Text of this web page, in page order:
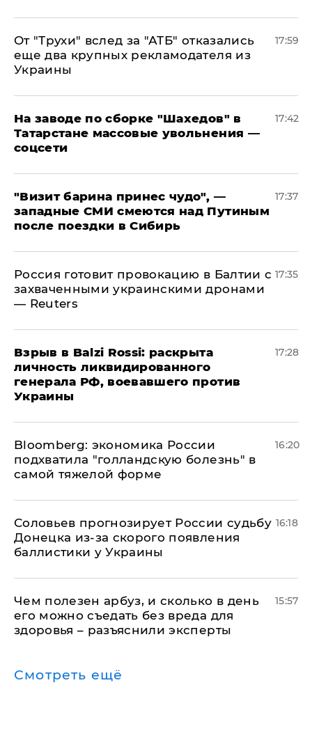
От "Трухи" вслед за "АТБ" отказались
еще два крупных рекламодателя из
Украины
17:59
На заводе по сборке "Шахедов" в
Татарстане массовые увольнения —
соцсети
17:42
"Визит барина принес чудо", —
западные СМИ смеются над Путиным
после поездки в Сибирь
17:37
​Россия готовит провокацию в Балтии с
захваченными украинскими дронами
— Reuters
17:35
​Взрыв в Balzi Rossi: раскрыта
личность ликвидированного
генерала РФ, воевавшего против
Украины
17:28
Bloomberg: экономика России
подхватила "голландскую болезнь" в
самой тяжелой форме
16:20
Соловьев прогнозирует России судьбу
Донецка из-за скорого появления
баллистики у Украины
16:18
Чем полезен арбуз, и сколько в день
его можно съедать без вреда для
здоровья – разъяснили эксперты
15:57
Смотреть ещё